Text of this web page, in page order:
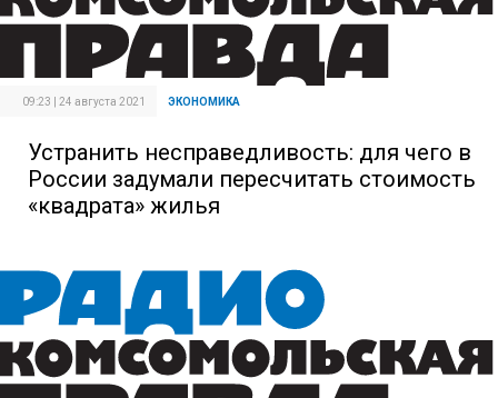
09:23 | 24 августа 2021 ЭКОНОМИКА
Устранить несправедливость: для чего в
России задумали пересчитать стоимость
«квадрата» жилья